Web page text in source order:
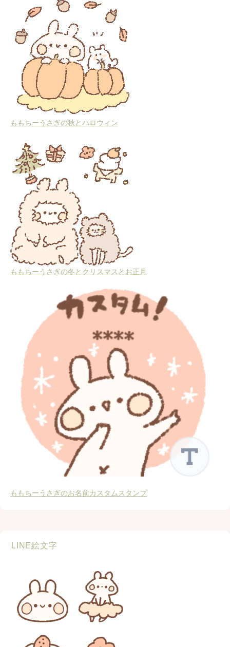
ももちーうさぎの秋とハロウィン
ももちーうさぎの冬とクリスマスとお正月
ももちーうさぎのお名前カスタムスタンプ
LINE絵文字